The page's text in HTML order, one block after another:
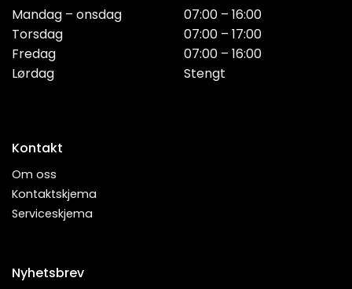
Mandag – onsdag
Torsdag
Fredag
Lørdag
07:00 – 16:00
07:00 – 17:00
07:00 – 16:00
Stengt
Kontakt
Om oss
Kontaktskjema
Serviceskjema
Nyhetsbrev